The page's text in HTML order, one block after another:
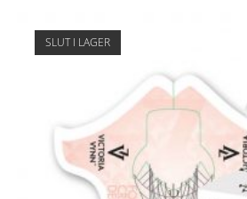
SLUT I LAGER